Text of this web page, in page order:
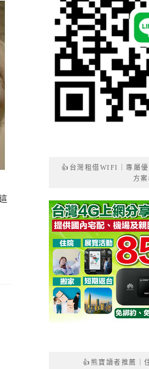
👍台灣租借WIFI｜專屬
方
👍熊寶讀者推薦｜